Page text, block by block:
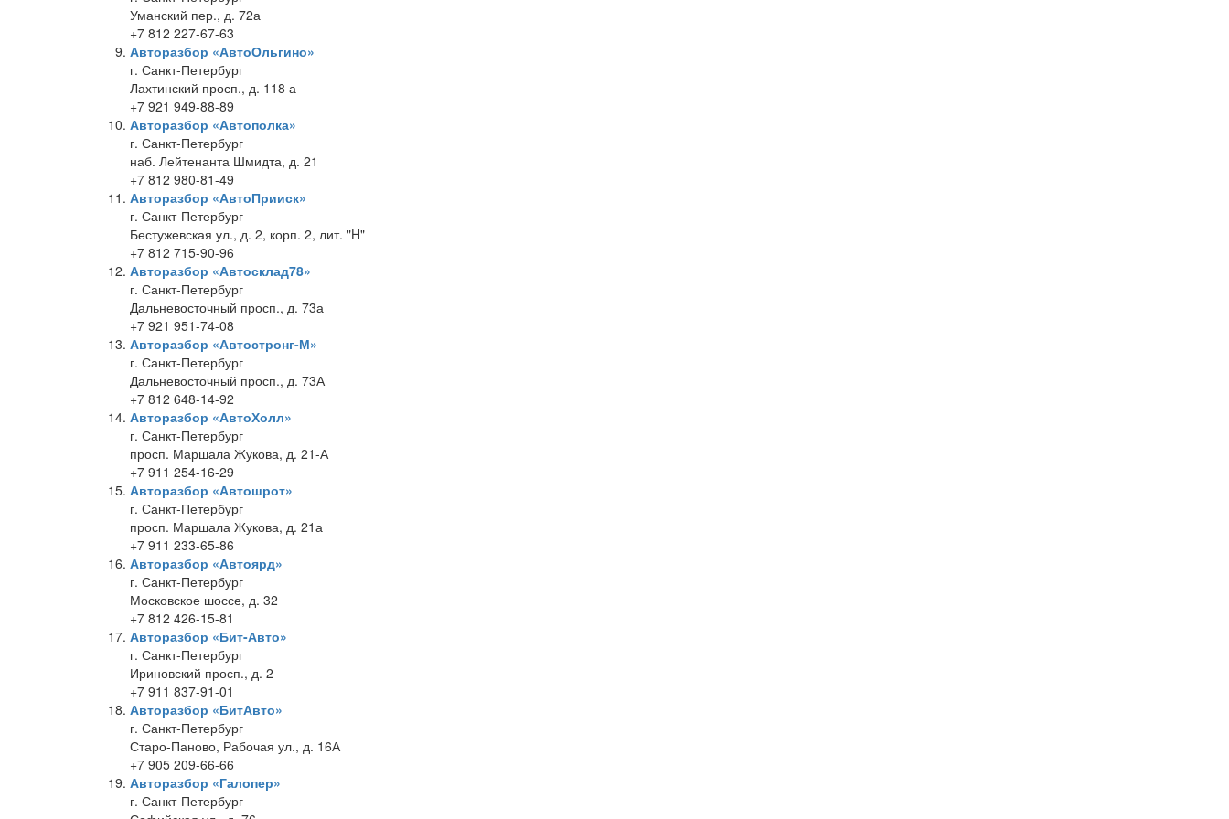
Уманский пер., д. 72а
+7 812 227-67-63
Авторазбор «АвтоОльгино»
г. Санкт-Петербург
Лахтинский просп., д. 118 а
+7 921 949-88-89
Авторазбор «Автополка»
г. Санкт-Петербург
наб. Лейтенанта Шмидта, д. 21
+7 812 980-81-49
Авторазбор «АвтоПрииск»
г. Санкт-Петербург
Бестужевская ул., д. 2, корп. 2, лит. "H"
+7 812 715-90-96
Авторазбор «Автосклад78»
г. Санкт-Петербург
Дальневосточный просп., д. 73а
+7 921 951-74-08
Авторазбор «Автостронг-М»
г. Санкт-Петербург
Дальневосточный просп., д. 73А
+7 812 648-14-92
Авторазбор «АвтоХолл»
г. Санкт-Петербург
просп. Маршала Жукова, д. 21-А
+7 911 254-16-29
Авторазбор «Автошрот»
г. Санкт-Петербург
просп. Маршала Жукова, д. 21а
+7 911 233-65-86
Авторазбор «Автоярд»
г. Санкт-Петербург
Московское шоссе, д. 32
+7 812 426-15-81
Авторазбор «Бит-Авто»
г. Санкт-Петербург
Ириновский просп., д. 2
+7 911 837-91-01
Авторазбор «БитАвто»
г. Санкт-Петербург
Старо-Паново, Рабочая ул., д. 16А
+7 905 209-66-66
Авторазбор «Галопер»
г. Санкт-Петербург